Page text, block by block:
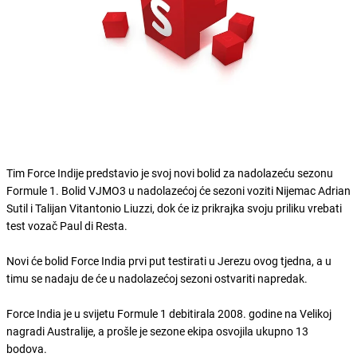
Tim Force Indije predstavio je svoj novi bolid za nadolazeću sezonu
Formule 1. Bolid VJMO3 u nadolazećoj će sezoni voziti Nijemac Adrian
Sutil i Talijan Vitantonio Liuzzi, dok će iz prikrajka svoju priliku vrebati
test vozač Paul di Resta.
Novi će bolid Force India prvi put testirati u Jerezu ovog tjedna, a u
timu se nadaju de će u nadolazećoj sezoni ostvariti napredak.
Force India je u svijetu Formule 1 debitirala 2008. godine na Velikoj
nagradi Australije, a prošle je sezone ekipa osvojila ukupno 13
bodova.